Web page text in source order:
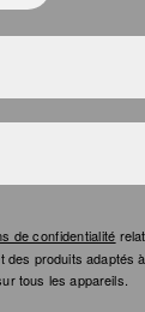
de confidentialité
produits adaptés
tous les appareils.